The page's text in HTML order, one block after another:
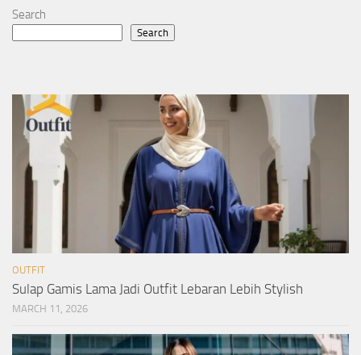
Search
Search
OUTFIT
Sulap Gamis Lama Jadi Outfit Lebaran Lebih Stylish
MARCH 11, 2026